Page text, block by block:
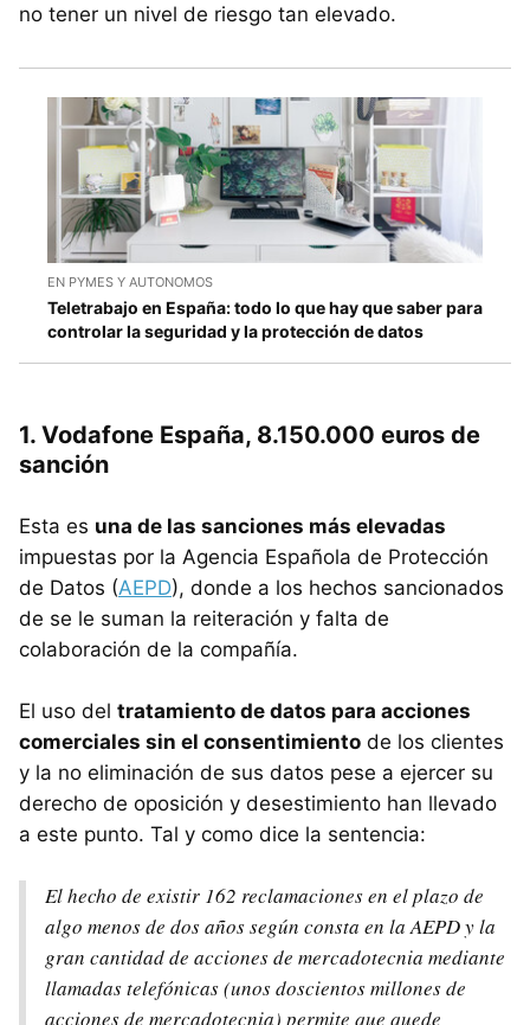
no tener un nivel de riesgo tan elevado.
EN PYMES Y AUTONOMOS
Teletrabajo en España: todo lo que hay que saber para
controlar la seguridad y la protección de datos
1. Vodafone España, 8.150.000 euros de
sanción
Esta es una de las sanciones más elevadas
impuestas por la Agencia Española de Protección
de Datos (AEPD), donde a los hechos sancionados
de se le suman la reiteración y falta de
colaboración de la compañía.
El uso del tratamiento de datos para acciones
comerciales sin el consentimiento de los clientes
y la no eliminación de sus datos pese a ejercer su
derecho de oposición y desestimiento han llevado
a este punto. Tal y como dice la sentencia:
El hecho de existir 162 reclamaciones en el plazo de
algo menos de dos años según consta en la AEPD y la
gran cantidad de acciones de mercadotecnia mediante
llamadas telefónicas (unos doscientos millones de
acciones de mercadotecnia) permite que quede